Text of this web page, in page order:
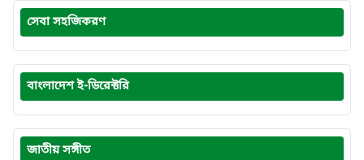
সেবা সহজিকরণ
বাংলাদেশ ই-ডিরেক্টরি
জাতীয় সঙ্গীত